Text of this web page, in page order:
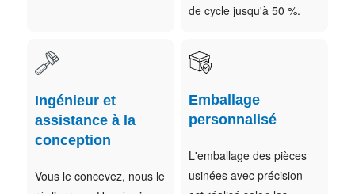
de cycle jusqu'à 50 %.
Ingénieur et
assistance à la
conception
Vous le concevez, nous le
Emballage
personnalisé
L'emballage des pièces
usinées avec précision